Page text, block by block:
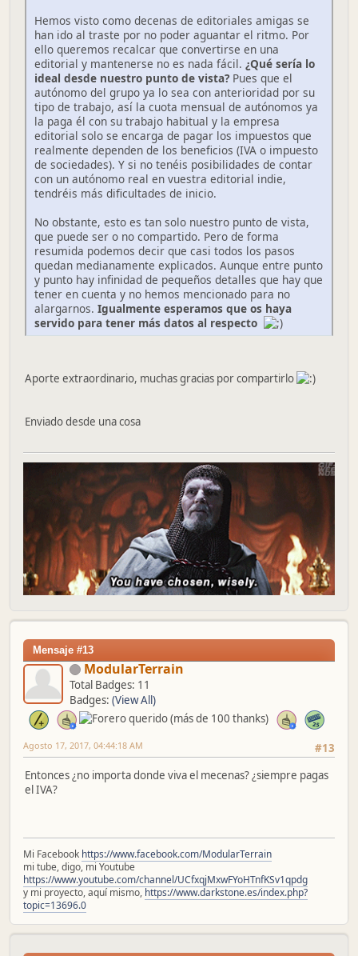
Hemos visto como decenas de editoriales amigas se
han ido al traste por no poder aguantar el ritmo. Por
ello queremos recalcar que convertirse en una
editorial y mantenerse no es nada fácil. ¿Qué sería lo
ideal desde nuestro punto de vista? Pues que el
autónomo del grupo ya lo sea con anterioridad por su
tipo de trabajo, así la cuota mensual de autónomos ya
la paga él con su trabajo habitual y la empresa
editorial solo se encarga de pagar los impuestos que
realmente dependen de los beneficios (IVA o impuesto
de sociedades). Y si no tenéis posibilidades de contar
con un autónomo real en vuestra editorial indie,
tendréis más dificultades de inicio.
No obstante, esto es tan solo nuestro punto de vista,
que puede ser o no compartido. Pero de forma
resumida podemos decir que casi todos los pasos
quedan medianamente explicados. Aunque entre punto
y punto hay infinidad de pequeños detalles que hay que
tener en cuenta y no hemos mencionado para no
alargarnos. Igualmente esperamos que os haya
servido para tener más datos al respecto
Aporte extraordinario, muchas gracias por compartirlo
Enviado desde una cosa
Mensaje #13
ModularTerrain
Total Badges: 11
Badges: (View All)
#13
Agosto 17, 2017, 04:44:18 AM
Entonces ¿no importa donde viva el mecenas? ¿siempre pagas
el IVA?
Mi Facebook https://www.facebook.com/ModularTerrain
mi tube, digo, mi Youtube
https://www.youtube.com/channel/UCfxqjMxwFYoHTnfKSv1qpdg
y mi proyecto, aquí mismo, https://www.darkstone.es/index.php?
topic=13696.0